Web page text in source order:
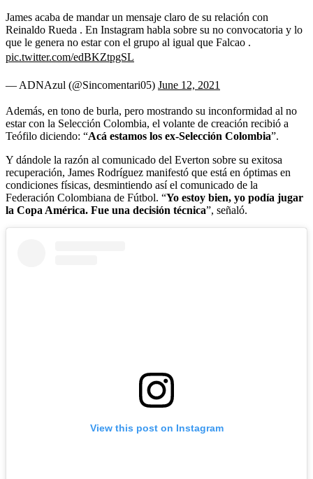
James acaba de mandar un mensaje claro de su relación con
Reinaldo Rueda . En Instagram habla sobre su no convocatoria y lo
que le genera no estar con el grupo al igual que Falcao .
pic.twitter.com/edBKZtpgSL
— ADNAzul (@Sincomentari05) June 12, 2021
Además, en tono de burla, pero mostrando su inconformidad al no
estar con la Selección Colombia, el volante de creación recibió a
Teófilo diciendo: “Acá estamos los ex-Selección Colombia”.
Y dándole la razón al comunicado del Everton sobre su exitosa
recuperación, James Rodríguez manifestó que está en óptimas en
condiciones físicas, desmintiendo así el comunicado de la
Federación Colombiana de Fútbol. “Yo estoy bien, yo podía jugar
la Copa América. Fue una decisión técnica”, señaló.
View this post on Instagram